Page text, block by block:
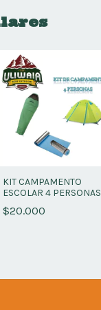
KIT CAMPAMENTO
ESCOLAR 4 PERSONAS
$20.000